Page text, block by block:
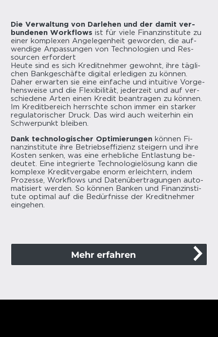
Die Ver­wal­tung von Dar­le­hen und der damit ver­
bun­de­nen Work­flows ist für viele Fi­nanz­in­sti­tu­te zu
einer kom­ple­xen An­ge­le­gen­heit ge­wor­den, die auf­
wen­di­ge An­pas­sun­gen von Tech­no­lo­gien und Res­
sour­cen er­for­dert
Heute sind es sich Kre­dit­neh­mer ge­wohnt, ihre täg­li­
chen Bank­ge­schäf­te di­gi­tal er­le­di­gen zu kön­nen.
Daher er­war­ten sie eine ein­fa­che und in­tui­ti­ve Vor­ge­
hens­wei­se und die Fle­xi­bi­li­tät, je­der­zeit und auf ver­
schie­de­ne Arten einen Kre­dit be­an­tra­gen zu kön­nen.
Im Kre­dit­be­reich herrsch­te schon immer ein star­ker
re­gu­la­to­ri­scher Druck. Das wird auch wei­ter­hin ein
Schwer­punkt blei­ben.
Dank tech­no­lo­gi­scher Op­ti­mie­run­gen kön­nen Fi­
nanz­in­sti­tu­te ihre Be­triebs­ef­fi­zi­enz stei­gern und ihre
Kos­ten sen­ken, was eine er­heb­li­che Ent­las­tung be­
deu­tet. Eine in­te­grier­te Tech­no­lo­gie­lö­sung kann die
kom­ple­xe Kre­dit­ver­ga­be enorm er­leich­tern, indem
Pro­zes­se, Work­flows und Da­ten­über­tra­gun­gen au­to­
ma­ti­siert wer­den. So kön­nen Ban­ken und Fi­nanz­in­sti­
tu­te op­ti­mal auf die Be­dürf­nis­se der Kre­dit­neh­mer
ein­ge­hen.
Mehr erfahren